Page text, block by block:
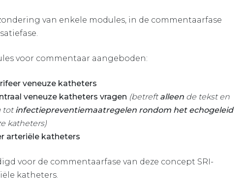
van enkele modules, in de commentaarfase
voor commentaar aangeboden:
veneuze katheters
veneuze katheters vragen (betreftalleen de tekst en
totinfectiepreventiemaatregelen rondom het echogeleid
katheters)
arteriële katheters
voor de commentaarfase van deze concept SRI-
katheters.